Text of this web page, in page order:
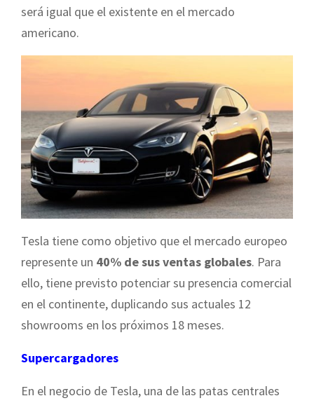
será igual que el existente en el mercado
americano.
Tesla tiene como objetivo que el mercado europeo
represente un 40% de sus ventas globales. Para
ello, tiene previsto potenciar su presencia comercial
en el continente, duplicando sus actuales 12
showrooms en los próximos 18 meses.
Supercargadores
En el negocio de Tesla, una de las patas centrales